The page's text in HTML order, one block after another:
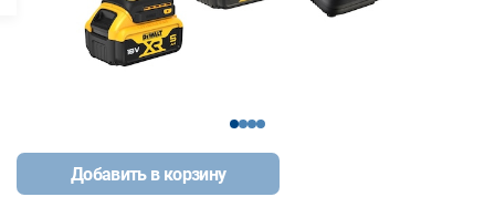
1234
Добавить в корзину